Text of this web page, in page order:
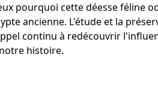
pourquoi cette déesse féline
ancienne. L'étude et la
continu à redécouvrir
histoire.